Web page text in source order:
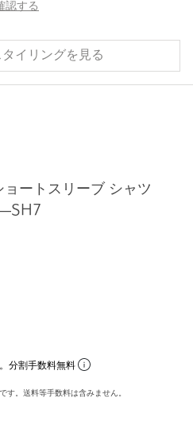
認する
イリングを見る
ートスリーブ シャツ
分割手数料無料
。送料等手数料は含みません。